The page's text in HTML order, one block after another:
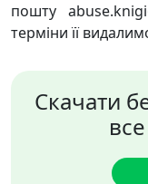
пошту
терміни її
Скачати